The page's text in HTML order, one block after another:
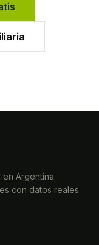
Argentina.
con datos reales